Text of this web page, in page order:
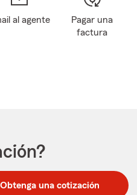
al agente
Pagar una
factura
Obtenga una cotización